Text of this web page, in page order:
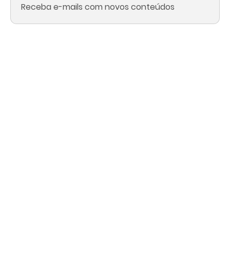
Receba e-mails com novos conteúdos